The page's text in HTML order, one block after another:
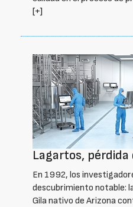
[+]
Lagartos, pérdida
En 1992, los
descubrimiento notable:
Gila nativo de Arizona